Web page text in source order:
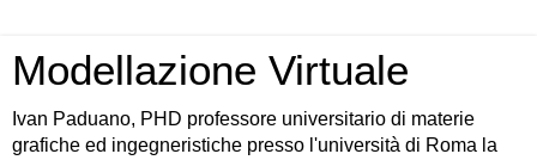
Modellazione Virtuale
Ivan Paduano, PHD professore universitario di materie
grafiche ed ingegneristiche presso l'università di Roma la